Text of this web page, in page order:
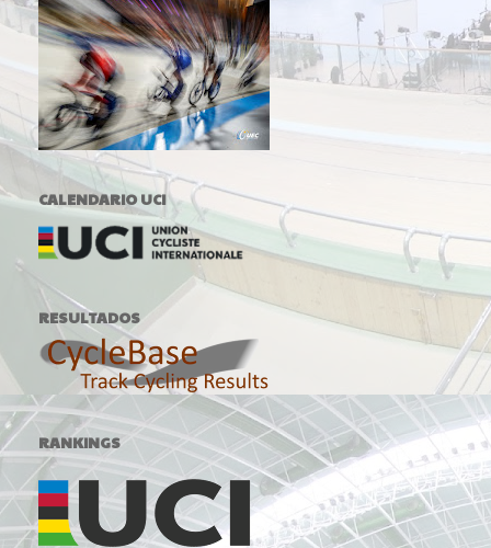
CALENDARIO UCI
RESULTADOS
RANKINGS